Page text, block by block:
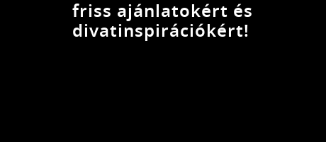
friss ajánlatokért és
divatinspirációkért!